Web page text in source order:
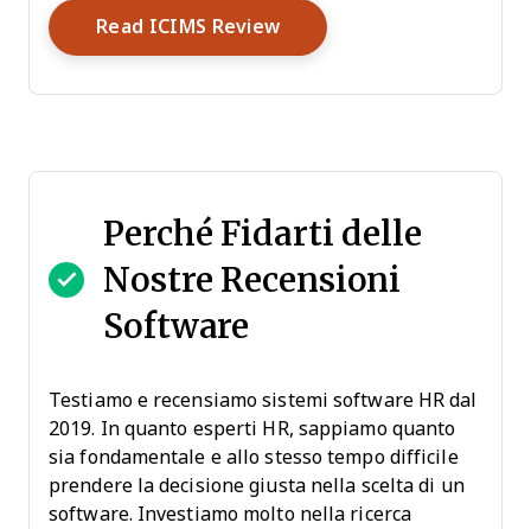
Read ICIMS ReviewOpens New Window
Perché Fidarti delle
Nostre Recensioni
Software
Testiamo e recensiamo sistemi software HR dal
2019. In quanto esperti HR, sappiamo quanto
sia fondamentale e allo stesso tempo difficile
prendere la decisione giusta nella scelta di un
software. Investiamo molto nella ricerca